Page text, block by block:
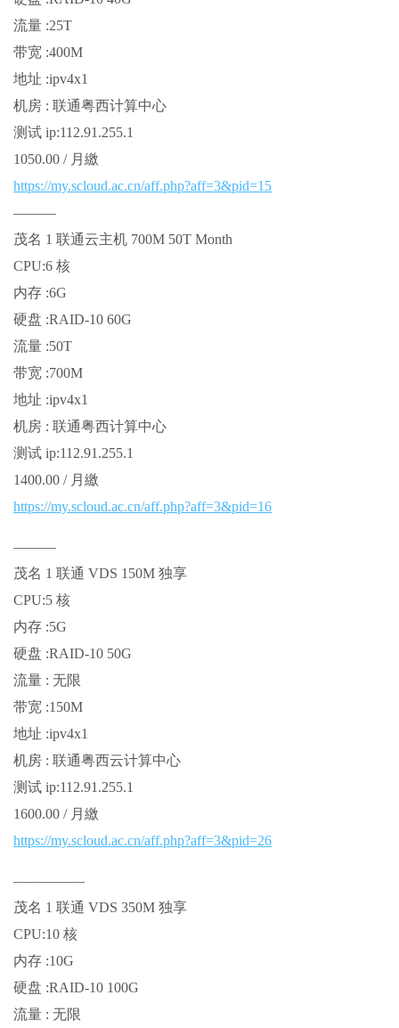
流量 :25T
带宽 :400M
地址 :ipv4x1
机房 : 联通粤西计算中心
测试 ip:112.91.255.1
1050.00 / 月繳
https://my.scloud.ac.cn/aff.php?aff=3&pid=15
———
茂名 1 联通云主机 700M 50T Month
CPU:6 核
内存 :6G
硬盘 :RAID-10 60G
流量 :50T
带宽 :700M
地址 :ipv4x1
机房 : 联通粤西计算中心
测试 ip:112.91.255.1
1400.00 / 月繳
https://my.scloud.ac.cn/aff.php?aff=3&pid=16
———
茂名 1 联通 VDS 150M 独享
CPU:5 核
内存 :5G
硬盘 :RAID-10 50G
流量 : 无限
带宽 :150M
地址 :ipv4x1
机房 : 联通粤西云计算中心
测试 ip:112.91.255.1
1600.00 / 月繳
https://my.scloud.ac.cn/aff.php?aff=3&pid=26
—————
茂名 1 联通 VDS 350M 独享
CPU:10 核
内存 :10G
硬盘 :RAID-10 100G
流量 : 无限